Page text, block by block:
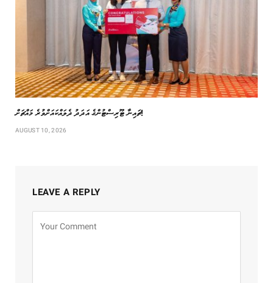
ޗައިނާ ޓޫރިސްޓުންގެ އަދަދު ދެލައްކައަށްވުރެ މައްޗަށް!
AUGUST 10, 2026
LEAVE A REPLY